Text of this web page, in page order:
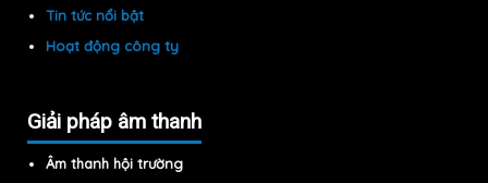
Tin tức nổi bật
Hoạt động công ty
Giải pháp âm thanh
Âm thanh hội trường